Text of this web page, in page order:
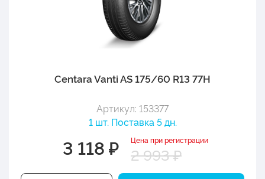
Centara Vanti AS 175/60 R13 77H
Артикул: 153377
1 шт. Поставка 5 дн.
3 118 ₽ Цена при регистрации
2 993 ₽